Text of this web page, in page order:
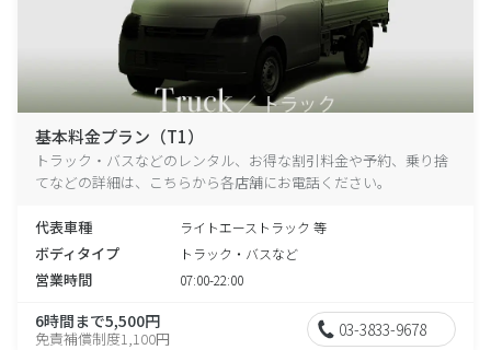
基本料金プラン（T1）
トラック・バスなどのレンタル、お得な割引料金や予約、乗り捨
てなどの詳細は、こちらから各店舗にお電話ください。
代表車種 ライトエーストラック 等
ボディタイプ トラック・バスなど
営業時間 07:00-22:00
6時間まで5,500円
免責補償制度1,100円 03-3833-9678